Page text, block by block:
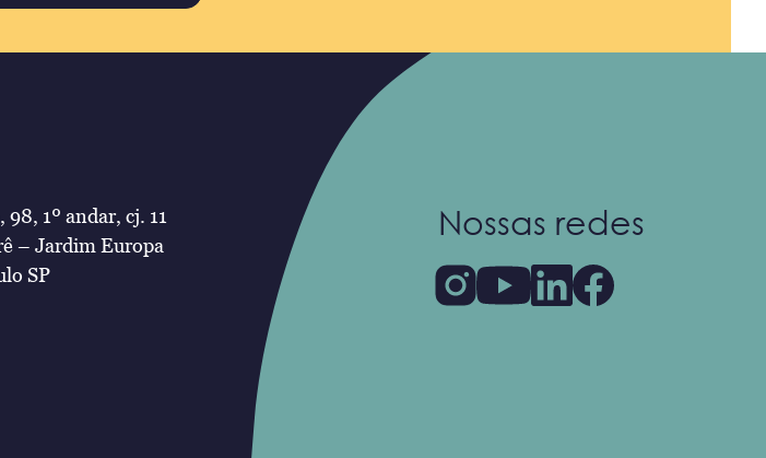
1º andar, cj. 11
– Jardim Europa
SP
Nossas redes